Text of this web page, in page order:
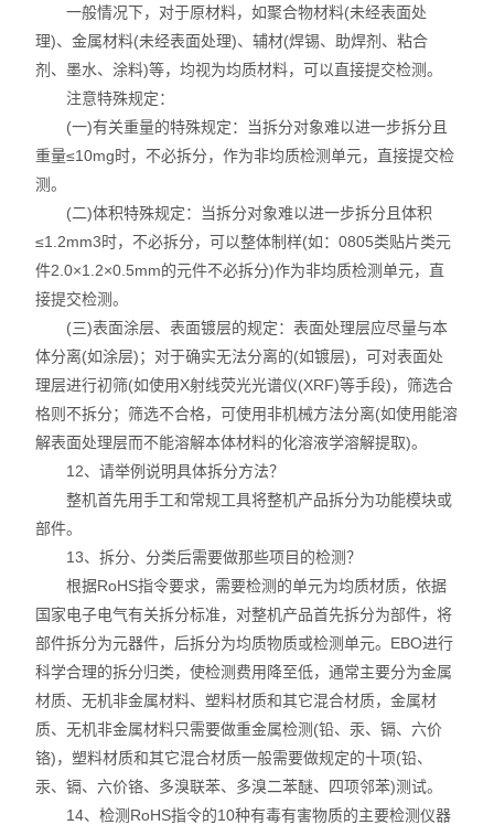
一般情况下，对于原材料，如聚合物材料(未经表面处
理)、金属材料(未经表面处理)、辅材(焊锡、助焊剂、粘合
剂、墨水、涂料)等，均视为均质材料，可以直接提交检测。
注意特殊规定：
(一)有关重量的特殊规定：当拆分对象难以进一步拆分且
重量≤10mg时，不必拆分，作为非均质检测单元，直接提交检
测。
(二)体积特殊规定：当拆分对象难以进一步拆分且体积
≤1.2mm3时，不必拆分，可以整体制样(如：0805类贴片类元
件2.0×1.2×0.5mm的元件不必拆分)作为非均质检测单元，直
接提交检测。
(三)表面涂层、表面镀层的规定：表面处理层应尽量与本
体分离(如涂层)；对于确实无法分离的(如镀层)，可对表面处
理层进行初筛(如使用X射线荧光光谱仪(XRF)等手段)，筛选合
格则不拆分；筛选不合格，可使用非机械方法分离(如使用能溶
解表面处理层而不能溶解本体材料的化溶液学溶解提取)。
12、请举例说明具体拆分方法？
整机首先用手工和常规工具将整机产品拆分为功能模块或
部件。
13、拆分、分类后需要做那些项目的检测？
根据RoHS指令要求，需要检测的单元为均质材质，依据
国家电子电气有关拆分标准，对整机产品首先拆分为部件，将
部件拆分为元器件，后拆分为均质物质或检测单元。EBO进行
科学合理的拆分归类，使检测费用降至低，通常主要分为金属
材质、无机非金属材料、塑料材质和其它混合材质，金属材
质、无机非金属材料只需要做重金属检测(铅、汞、镉、六价
铬)，塑料材质和其它混合材质一般需要做规定的十项(铅、
汞、镉、六价铬、多溴联苯、多溴二苯醚、四项邻苯)测试。
14、检测RoHS指令的10种有毒有害物质的主要检测仪器